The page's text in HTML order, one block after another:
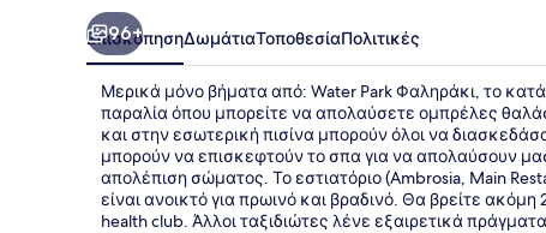
96+
ΕπισκόπησηΔωμάτιαΤοποθεσίαΠολιτικές
Μερικά μόνο βήματα από: Water Park Φαληράκι, το
παραλία όπου μπορείτε να απολαύσετε ομπρέλες
και στην εσωτερική πισίνα μπορούν όλοι να
μπορούν να επισκεφτούν το σπα για να απολαύσουν
απολέπιση σώματος. Το εστιατόριο (Ambrosia, Main
είναι ανοικτό για πρωινό και βραδινό. Θα βρείτε
health club. Άλλοι ταξιδιώτες λένε εξαιρετικά